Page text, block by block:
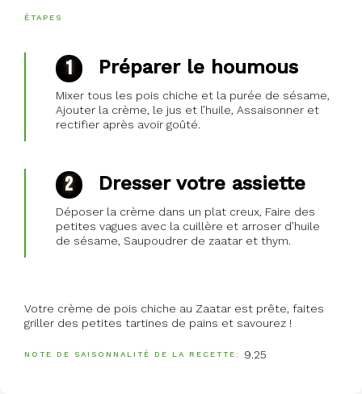
ÉTAPES
Préparer le houmous
Mixer tous les pois chiche et la purée de sésame,
Ajouter la crème, le jus et l’huile, Assaisonner et
rectifier après avoir goûté.
Dresser votre assiette
Déposer la crème dans un plat creux, Faire des
petites vagues avec la cuillère et arroser d’huile
de sésame, Saupoudrer de zaatar et thym.
Votre crème de pois chiche au Zaatar est prête, faites
griller des petites tartines de pains et savourez !
NOTE DE SAISONNALITÉ DE LA RECETTE 9.25